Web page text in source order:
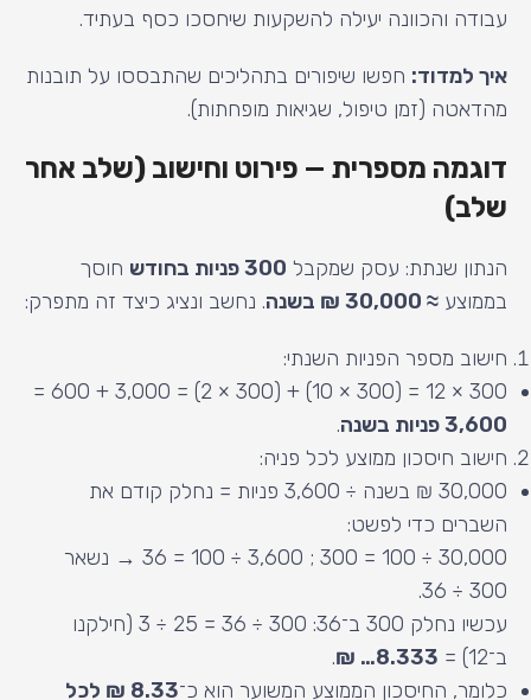
עבודה והכוונה יעילה להשקעות שיחסכו כסף בעתיד.
איך למדוד: חפשו שיפורים בתהליכים שהתבססו על תובנות
מהדאטה (זמן טיפול, שגיאות מופחתות).
דוגמה מספרית — פירוט וחישוב (שלב אחר
שלב)
הנתון שנתת: עסק שמקבל 300 פניות בחודש
חוסך
בממוצע ≈ 30,000 ₪ בשנה . נחשב ונציג כיצד זה מתפרק:
חישוב מספר הפניות השנתי:
300 × 12 = (300 × 10) + (300 × 2) = 3,000 + 600 =
3,600 פניות בשנה
.
חישוב חיסכון ממוצע לכל פניה:
30,000 ₪ בשנה ÷ 3,600 פניות = נחלק קודם את
השברים כדי לפשט:
30,000 ÷ 100 = 300 ; 3,600 ÷ 100 = 36 → נשאר
300 ÷ 36.
עכשיו נחלק 300 ב־36: 300 ÷ 36 = 25 ÷ 3 (חילקנו
ב־12) =
8.333… ₪
.
כלומר, החיסכון הממוצע המשוער הוא כ־
8.33 ₪ לכל